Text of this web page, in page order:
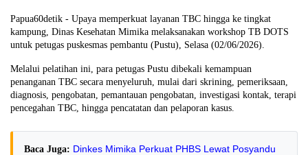
Papua60detik - Upaya memperkuat layanan TBC hingga ke tingkat
kampung, Dinas Kesehatan Mimika melaksanakan workshop TB DOTS
untuk petugas puskesmas pembantu (Pustu), Selasa (02/06/2026).
Melalui pelatihan ini, para petugas Pustu dibekali kemampuan
penanganan TBC secara menyeluruh, mulai dari skrining, pemeriksaan,
diagnosis, pengobatan, pemantauan pengobatan, investigasi kontak, terapi
pencegahan TBC, hingga pencatatan dan pelaporan kasus.
Baca Juga: Dinkes Mimika Perkuat PHBS Lewat Posyandu